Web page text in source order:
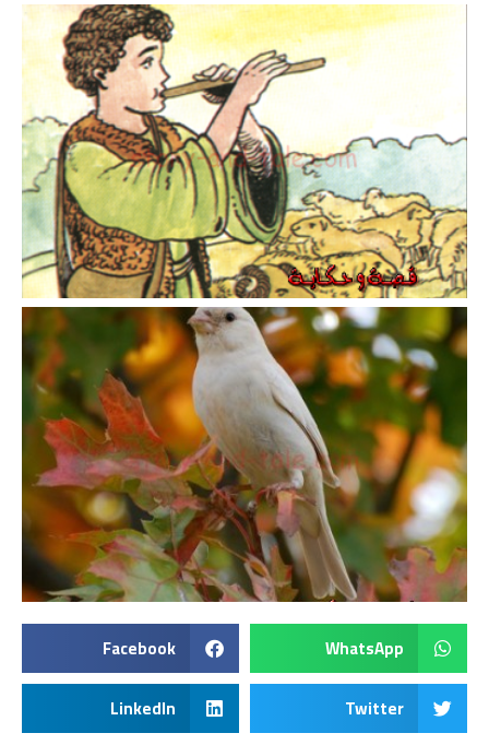
WhatsApp
Facebook
Twitter
LinkedIn